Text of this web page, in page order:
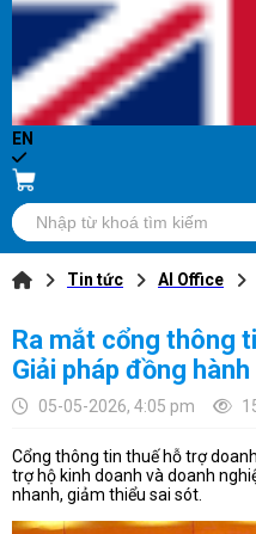
EN
Tin tức AI Office
Ra mắt cổng thông
Giải pháp đồng
05-05-2026, 4:05 pm
Cổng thông tin thuế hỗ trợ
trợ hộ kinh doanh và doanh
nhanh, giảm thiểu sai sót.